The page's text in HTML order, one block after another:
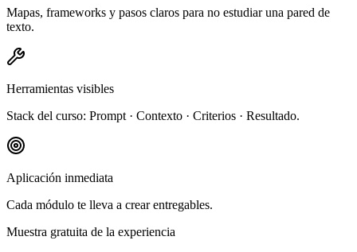
Mapas, frameworks y pasos claros para no estudiar una pared de
texto.
Herramientas visibles
Stack del curso: Prompt · Contexto · Criterios · Resultado.
Aplicación inmediata
Cada módulo te lleva a crear entregables.
Muestra gratuita de la experiencia